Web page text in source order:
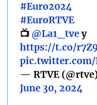
#Euro2024
#EuroRTVE
📺 @La1_tvey
https://t.co/
pic.twitter.com/
— RTVE
June 30, 2024